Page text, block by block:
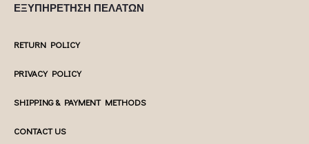
ΕΞΥΠΗΡΕΤΗΣΗ ΠΕΛΑΤΩΝ
RETURN POLICY
PRIVACY POLICY
SHIPPING & PAYMENT METHODS
CONTACT US